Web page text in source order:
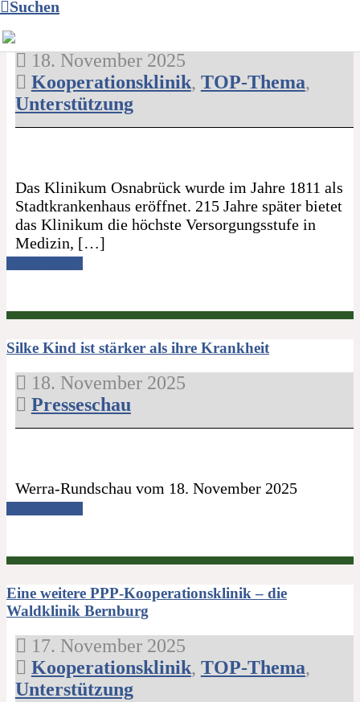
Suchen
Klinikum Osnabrück erweitert die Liste der
18. November 2025
Kooperationsklinik, TOP-Thema,
Unterstützung
Das Klinikum Osnabrück wurde im Jahre 1811 als
Stadtkrankenhaus eröffnet. 215 Jahre später bietet
das Klinikum die höchste Versorgungsstufe in
Medizin, […]
Silke Kind ist stärker als ihre Krankheit
18. November 2025
Presseschau
Werra-Rundschau vom 18. November 2025
Eine weitere PPP-Kooperationsklinik – die
Waldklinik Bernburg
17. November 2025
Kooperationsklinik, TOP-Thema,
Unterstützung